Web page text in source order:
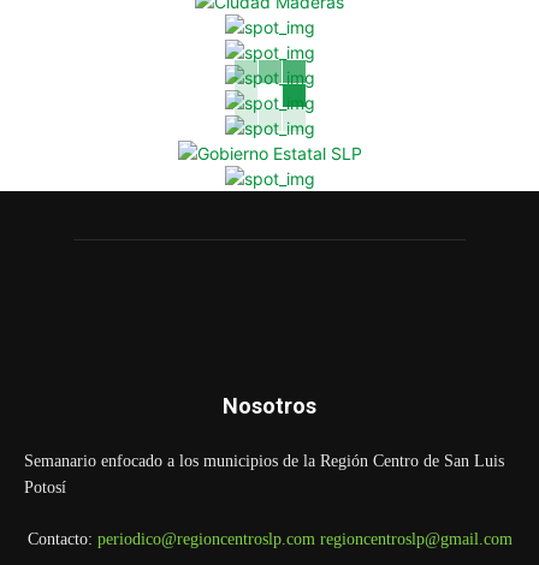
Nosotros
Semanario enfocado a los municipios de la Región Centro de San Luis
Potosí
Contacto: periodico@regioncentroslp.com regioncentroslp@gmail.com